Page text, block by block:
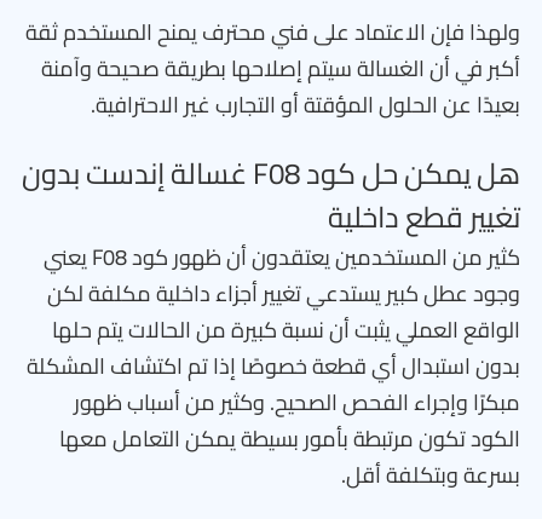
ولهذا فإن الاعتماد على فني محترف يمنح المستخدم ثقة
أكبر في أن الغسالة سيتم إصلاحها بطريقة صحيحة وآمنة
بعيدًا عن الحلول المؤقتة أو التجارب غير الاحترافية.
هل يمكن حل كود F08 غسالة إندست بدون
تغيير قطع داخلية
كثير من المستخدمين يعتقدون أن ظهور كود F08 يعني
وجود عطل كبير يستدعي تغيير أجزاء داخلية مكلفة لكن
الواقع العملي يثبت أن نسبة كبيرة من الحالات يتم حلها
بدون استبدال أي قطعة خصوصًا إذا تم اكتشاف المشكلة
مبكرًا وإجراء الفحص الصحيح. وكثير من أسباب ظهور
الكود تكون مرتبطة بأمور بسيطة يمكن التعامل معها
بسرعة وبتكلفة أقل.